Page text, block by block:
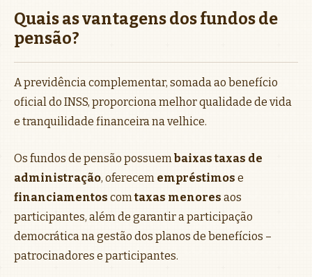
Quais as vantagens dos fundos de
pensão?
A previdência complementar, somada ao benefício
oficial do INSS, proporciona melhor qualidade de vida
e tranquilidade financeira na velhice.
Os fundos de pensão possuembaixas taxas de
administração, oferecem empréstimos e
financiamentos comtaxas menores aos
participantes, além de garantir a participação
democrática na gestão dos planos de benefícios –
patrocinadores e participantes.